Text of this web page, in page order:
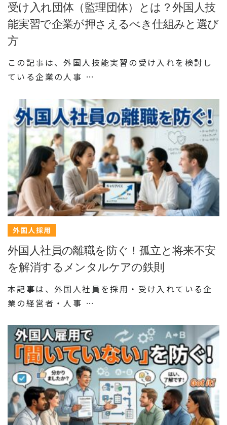
受け入れ団体（監理団体）とは？外国人技
能実習で企業が押さえるべき仕組みと選び
方
この記事は、外国人技能実習の受け入れを検討し
ている企業の人事 …
外国人採用
外国人社員の離職を防ぐ！孤立と将来不安
を解消するメンタルケアの鉄則
本記事は、外国人社員を採用・受け入れている企
業の経営者・人事 …